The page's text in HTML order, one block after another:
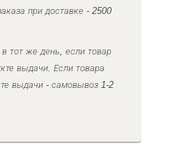
при доставке - 2500
тот же день, если товар
выдачи. Если товара
выдачи - самовывоз 1-2